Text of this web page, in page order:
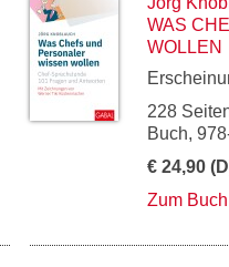
WAS
WOLLEN
228
Buch,
€ 24,90
Zum Buch